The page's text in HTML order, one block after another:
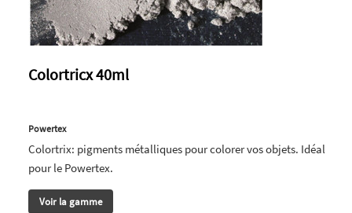
Colortricx 40ml
Powertex
Colortrix: pigments métalliques pour colorer vos objets. Idéal
pour le Powertex.
Voir la gamme